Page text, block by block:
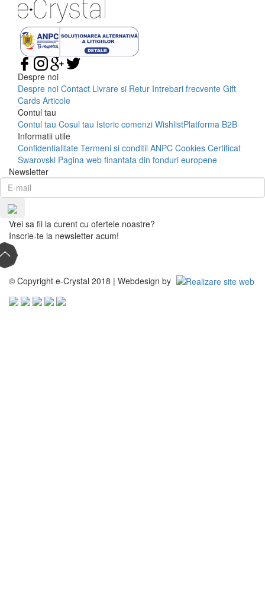
Despre noi
Despre noi Contact Livrare si Retur Intrebari frecvente Gift
Cards Articole
Contul tau
Contul tau Cosul tau Istoric comenzi WishlistPlatforma B2B
Informatii utile
Confidentialitate Termeni si conditii ANPC Cookies Certificat
Swarovski Pagina web finantata din fonduri europene
Newsletter
Vrei sa fii la curent cu ofertele noastre?
Inscrie-te la newsletter acum!
© Copyright e-Crystal 2018 | Webdesign by